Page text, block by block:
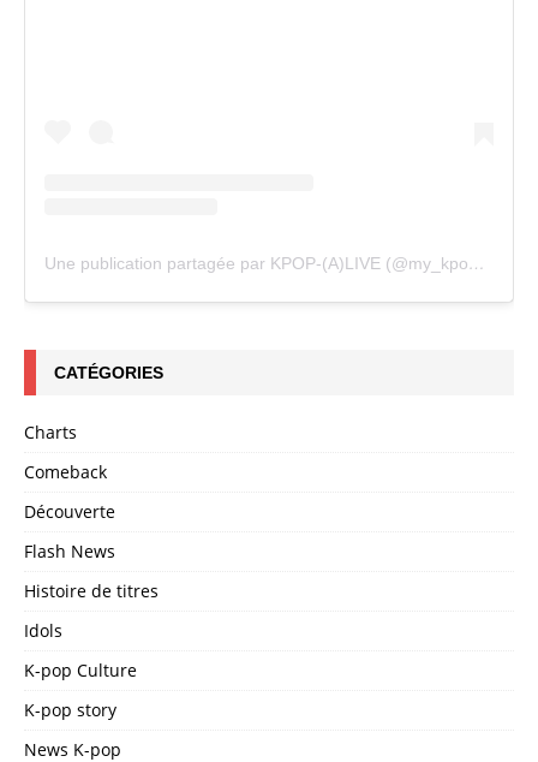
Une publication partagée par KPOP-(A)LIVE (@my_kpopalive)
CATÉGORIES
Charts
Comeback
Découverte
Flash News
Histoire de titres
Idols
K-pop Culture
K-pop story
News K-pop